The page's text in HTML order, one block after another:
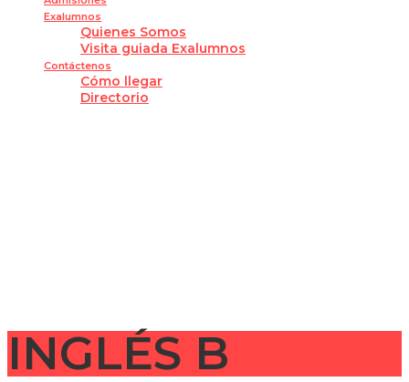
Exalumnos
Quienes Somos
Visita guiada Exalumnos
Contáctenos
Cómo llegar
Directorio
INGLÉS B